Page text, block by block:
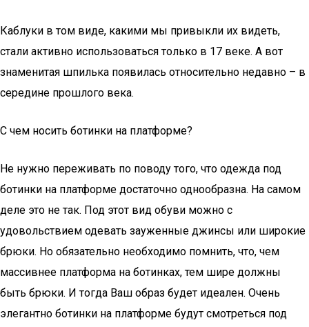
Каблуки в том виде, какими мы привыкли их видеть,
стали активно использоваться только в 17 веке. А вот
знаменитая шпилька появилась относительно недавно – в
середине прошлого века.
С чем носить ботинки на платформе?
Не нужно переживать по поводу того, что одежда под
ботинки на платформе достаточно однообразна. На самом
деле это не так. Под этот вид обуви можно с
удовольствием одевать зауженные джинсы или широкие
брюки. Но обязательно необходимо помнить, что, чем
массивнее платформа на ботинках, тем шире должны
быть брюки. И тогда Ваш образ будет идеален. Очень
элегантно ботинки на платформе будут смотреться под